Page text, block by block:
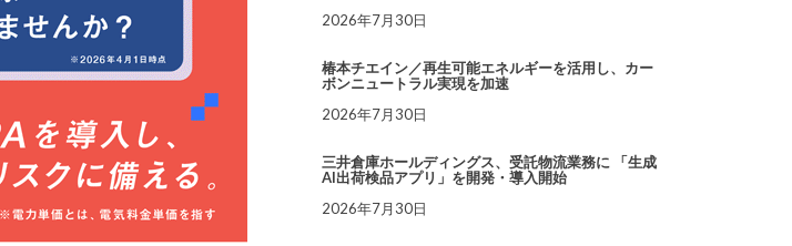
2026年7月30日
椿本チエイン／再生可能エネルギーを活用し、カー
ボンニュートラル実現を加速
2026年7月30日
三井倉庫ホールディングス、受託物流業務に 「生成
AI出荷検品アプリ」を開発・導入開始
2026年7月30日